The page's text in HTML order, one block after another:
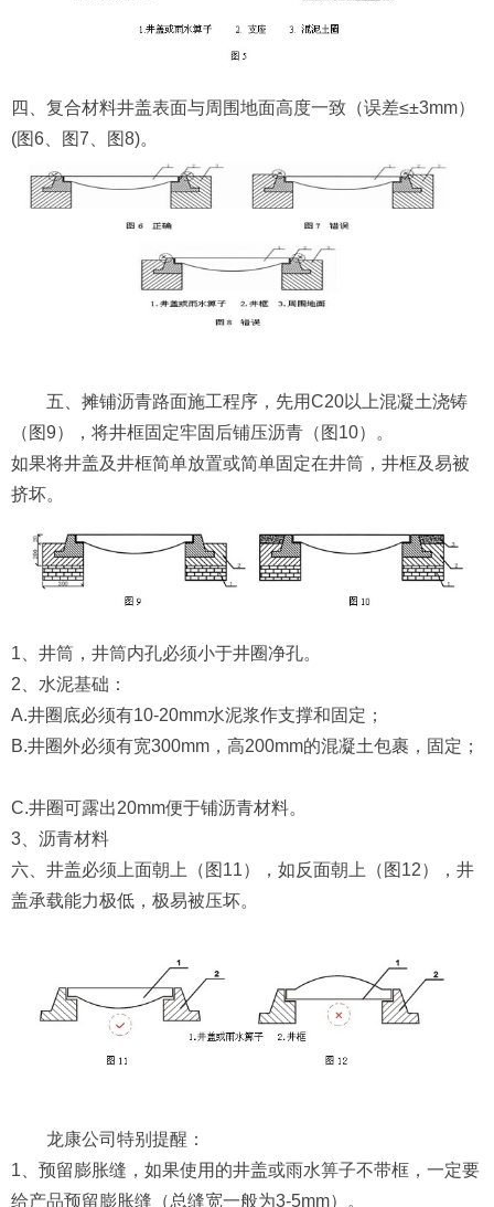
四、复合材料井盖表面与周围地面高度一致（误差≤±3mm）
(图6、图7、图8)。
五、摊铺沥青路面施工程序，先用C20以上混凝土浇铸
（图9），将井框固定牢固后铺压沥青（图10）。
如果将井盖及井框简单放置或简单固定在井筒，井框及易被
挤坏。
1、井筒，井筒内孔必须小于井圈净孔。
2、水泥基础：
A.井圈底必须有10-20mm水泥浆作支撑和固定；
B.井圈外必须有宽300mm，高200mm的混凝土包裹，固定；
C.井圈可露出20mm便于铺沥青材料。
3、沥青材料
六、井盖必须上面朝上（图11），如反面朝上（图12），井
盖承载能力极低，极易被压坏。
龙康公司特别提醒：
1、预留膨胀缝，如果使用的井盖或雨水箅子不带框，一定要
给产品预留膨胀缝（总缝宽一般为3-5mm）。